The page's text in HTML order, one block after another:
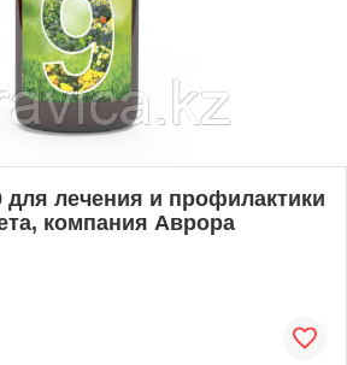
лечения и профилактики
компания Аврора